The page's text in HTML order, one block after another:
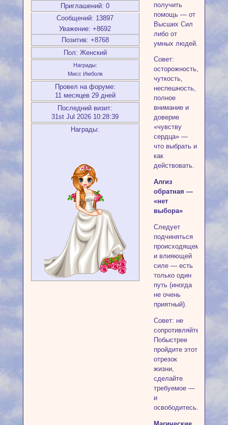
Приглашений: 0
Сообщений: 13897
Уважение: +8692
Позитив: +8768
Пол: Женский
Награды:
Мисс Имболк
Провел на форуме:
11 месяцев 29 дней
Последний визит:
31st Jul 2026 10:28:39
Награды:
получить
помощь — от
Высших Сил
либо от
умных людей.
Совет:
осторожность,
чуткость,
неспешность,
полное
внимание и
доверие
«чувству
сердца» —
что выбрать и
как
действовать.
Алгиз
обратная —
«нет
выбора»
Следует
подчиняться
происходящему
и влияющей
силе — есть
только один
путь (иногда
не очень
приятный).
Совет: не
сопротивляйтесь.
Побыстрее
пройдите этот
отрезок
жизни,
сделайте
требуемое —
и
освободитесь.